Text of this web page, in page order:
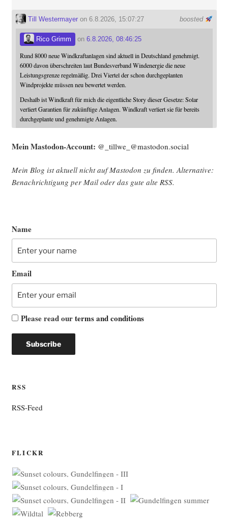
boosted
Till Westermayeron 6.8.2026, 15:07:27
Rico Grimm on 6.8.2026, 08:46:25
Rund 8000 neue Windkraftanlagen sind aktuell in Deutschland genehmigt.
6000 davon überschreiten laut Bundesverband Windenergie die neue
Leistungsgrenze regelmäßig. Drei Viertel der schon durchgeplanten
Windprojekte müssen neu bewertet werden.
Deshalb ist Windkraft für mich die eigentliche Story dieser Gesetze: Solar
verliert Garantien für zukünftige Anlagen. Windkraft verliert sie für bereits
durchgeplante und genehmigte Anlagen.
Mein Mast­o­don-Account: @_tillwe_@mastodon.social
Mein Blog ist aktu­ell nicht auf Mast­o­don zu fin­den. Alter­na­ti­ve:
Benach­rich­ti­gung per Mail oder das gute alte RSS.
Name
Email
Please read ourterms and conditions
RSS
RSS-Feed
FLICKR